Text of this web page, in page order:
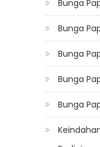
Bunga
Bunga
Bunga
Bunga
Bunga